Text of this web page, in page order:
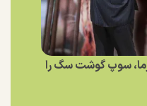
سوپ گوشت سگ را